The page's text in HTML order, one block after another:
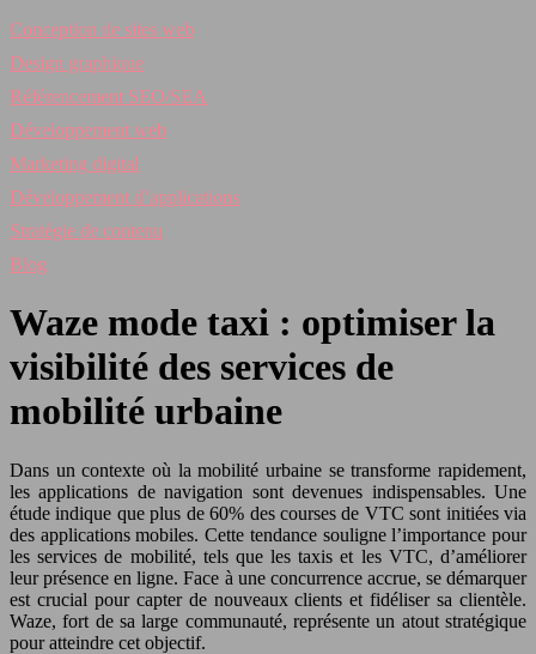
Conception de sites web
Design graphique
Référencement SEO/SEA
Développement web
Marketing digital
Développement d’applications
Stratégie de contenu
Blog
Waze mode taxi : optimiser la
visibilité des services de
mobilité urbaine
Dans un contexte où la mobilité urbaine se transforme rapidement,
les applications de navigation sont devenues indispensables. Une
étude indique que plus de 60% des courses de VTC sont initiées via
des applications mobiles. Cette tendance souligne l’importance pour
les services de mobilité, tels que les taxis et les VTC, d’améliorer
leur présence en ligne. Face à une concurrence accrue, se démarquer
est crucial pour capter de nouveaux clients et fidéliser sa clientèle.
Waze, fort de sa large communauté, représente un atout stratégique
pour atteindre cet objectif.